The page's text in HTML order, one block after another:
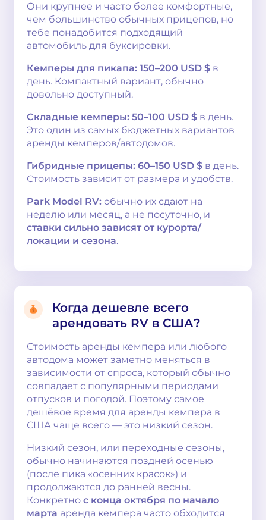
Они крупнее и часто более комфортные,
чем большинство обычных прицепов, но
тебе понадобится подходящий
автомобиль для буксировки.
Кемперы для пикапа: 150–200 USD $ в
день. Компактный вариант, обычно
довольно доступный.
Складные кемперы: 50–100 USD $ в день.
Это один из самых бюджетных вариантов
аренды кемперов/автодомов.
Гибридные прицепы: 60–150 USD $ в день.
Стоимость зависит от размера и удобств.
Park Model RV: обычно их сдают на
неделю или месяц, а не посуточно, и
ставки сильно зависят от курорта/
локации и сезона.
Когда дешевле всего
арендовать RV в США?
Стоимость аренды кемпера или любого
автодома может заметно меняться в
зависимости от спроса, который обычно
совпадает с популярными периодами
отпусков и погодой. Поэтому самое
дешёвое время для аренды кемпера в
США чаще всего — это низкий сезон.
Низкий сезон, или переходные сезоны,
обычно начинаются поздней осенью
(после пика «осенних красок») и
продолжаются до ранней весны.
Конкретно с конца октября по начало
марта аренда кемпера часто обходится